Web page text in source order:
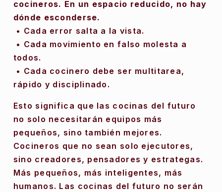
cocineros. En un espacio reducido, no hay
dónde esconderse.
• Cada error salta a la vista.
todos.
rápido y disciplinado.
Esto significa que las cocinas del futuro
no solo necesitarán equipos más
pequeños, sino también mejores.
Cocineros que no sean solo ejecutores,
sino creadores, pensadores y estrategas.
Más pequeños, más inteligentes, más
humanos. Las cocinas del futuro no serán